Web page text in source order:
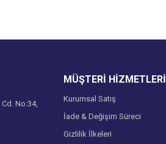
Cd. No:34,
MÜŞTERİ HİZMETLERİ
Kurumsal Satış
İade & Değişim Süreci
Gizlilik İlkeleri